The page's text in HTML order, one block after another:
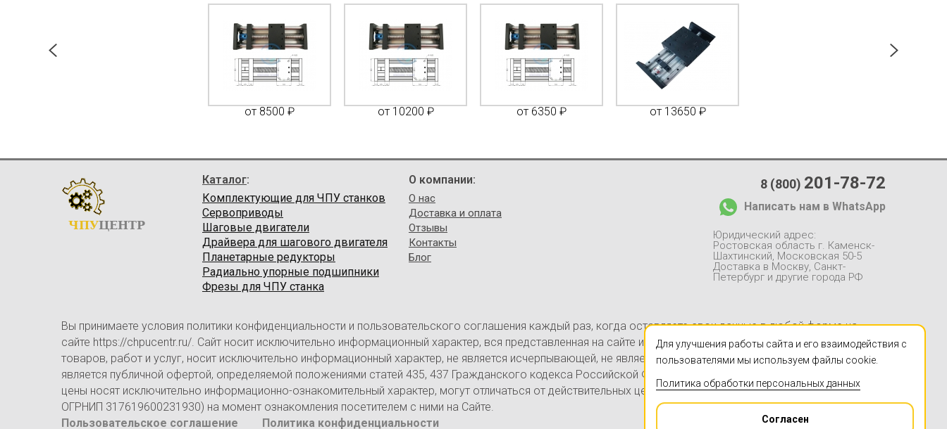
от 8500 ₽ от 10200 ₽ от 6350 ₽ от 13650 ₽
ЧПУЦЕНТР
Каталог:
Комплектующие для ЧПУ станков
Сервоприводы
Шаговые двигатели
Драйвера для шагового двигателя
Планетарные редукторы
Радиально упорные подшипники
Фрезы для ЧПУ станка
О компании:
О нас
Доставка и оплата
Отзывы
Контакты
Блог
8 (800) 201-78-72
Написать нам в WhatsApp
Юридический адрес:
Ростовская область г. Каменск-
Шахтинский, Московская 50-5
Доставка в Москву, Санкт-
Петербург и другие города РФ
Вы принимаете условия политики конфиденциальности и пользовательского соглашения каждый раз, когда оставляете свои данные в любой форме на
сайте https://chpucentr.ru/. Сайт носит исключительно информационный характер, вся представленная на сайте информация, в частности, касающаяся
товаров, работ и услуг, носит исключительно информационный характер, не является исчерпывающей, не является заверением об обстоятельствах и не
является публичной офертой, определяемой положениями статей 435, 437 Гражданского кодекса Российской Федерации. Указанные на настоящем Сайте
цены носят исключительно информационно-ознакомительный характер, могут отличаться от действительных цен в Компании «ЧПУЦЕНТР» (ИП Ершов А.В.,
ОГРНИП 317619600231930) на момент ознакомления посетителем с ними на Сайте.
Пользовательское соглашение
Политика конфиденциальности
Для улучшения работы сайта и его взаимодействия с
пользователями мы используем файлы cookie.
Политика обработки персональных данных
Согласен